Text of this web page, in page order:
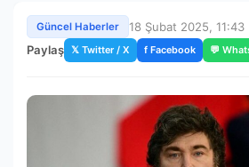
Güncel Haberler
18 Şubat 2025, 11:43
Paylaş 𝕏 Twitter / X f Facebook 💬